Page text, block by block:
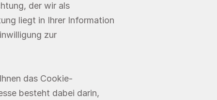
der wir als
liegt in Ihrer Information
zur
das Cookie-
besteht dabei darin,